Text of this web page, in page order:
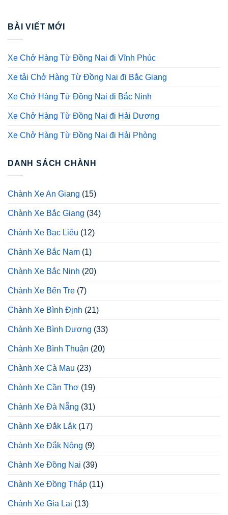
BÀI VIẾT MỚI
Xe Chở Hàng Từ Đồng Nai đi Vĩnh Phúc
Xe tải Chở Hàng Từ Đồng Nai đi Bắc Giang
Xe Chở Hàng Từ Đồng Nai đi Bắc Ninh
Xe Chở Hàng Từ Đồng Nai đi Hải Dương
Xe Chở Hàng Từ Đồng Nai đi Hải Phòng
DANH SÁCH CHÀNH
Chành Xe An Giang (15)
Chành Xe Bắc Giang (34)
Chành Xe Bạc Liêu (12)
Chành Xe Bắc Nam (1)
Chành Xe Bắc Ninh (20)
Chành Xe Bến Tre (7)
Chành Xe Bình Định (21)
Chành Xe Bình Dương (33)
Chành Xe Bình Thuận (20)
Chành Xe Cà Mau (23)
Chành Xe Cần Thơ (19)
Chành Xe Đà Nẵng (31)
Chành Xe Đắk Lắk (17)
Chành Xe Đắk Nông (9)
Chành Xe Đồng Nai (39)
Chành Xe Đồng Tháp (11)
Chành Xe Gia Lai (13)